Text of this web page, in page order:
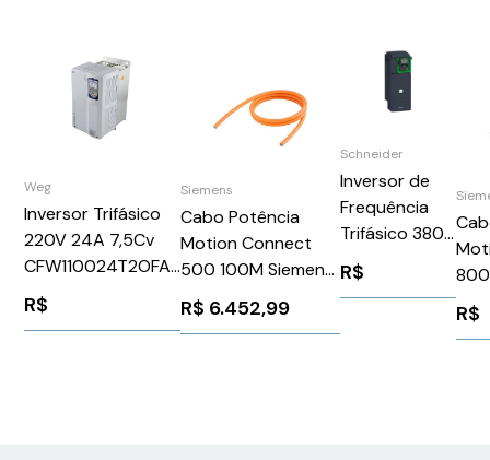
Weg
Inversor Trifásico
220V 24A 7,5Cv
CFW110024T2OFAZ
WEG Weg
11494279
R$
Siemens
Cabo Potência
Motion Connect
500 100M Siemens
6FX50081BB212AA0
R$ 6.452,99
Schneider
Inversor de
Frequência
Trifásico 380-
480v 39,2a
25CV Atv630
ATV630D18N4
R$
R$